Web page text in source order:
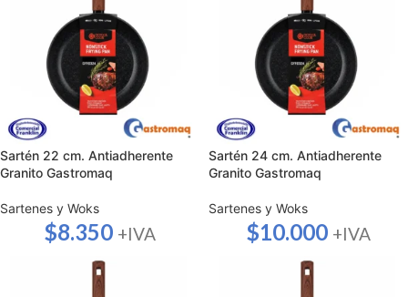
Sartén 22 cm. Antiadherente
Granito Gastromaq
Sartenes y Woks
$8.350 +IVA
Sartén 24 cm. Antiadherente
Granito Gastromaq
Sartenes y Woks
$10.000 +IVA